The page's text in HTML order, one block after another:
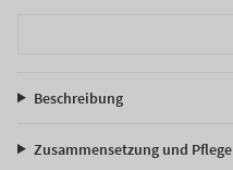
Beschreibung
Zusammensetzung und Pflege